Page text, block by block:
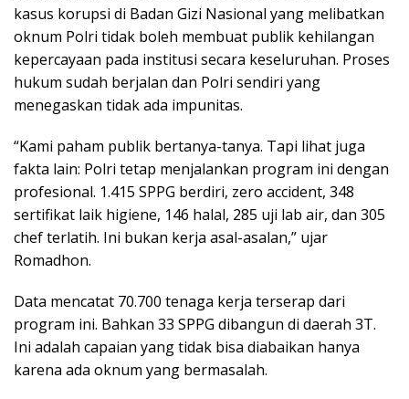
kasus korupsi di Badan Gizi Nasional yang melibatkan
oknum Polri tidak boleh membuat publik kehilangan
kepercayaan pada institusi secara keseluruhan. Proses
hukum sudah berjalan dan Polri sendiri yang
menegaskan tidak ada impunitas.
“Kami paham publik bertanya-tanya. Tapi lihat juga
fakta lain: Polri tetap menjalankan program ini dengan
profesional. 1.415 SPPG berdiri, zero accident, 348
sertifikat laik higiene, 146 halal, 285 uji lab air, dan 305
chef terlatih. Ini bukan kerja asal-asalan,” ujar
Romadhon.
Data mencatat 70.700 tenaga kerja terserap dari
program ini. Bahkan 33 SPPG dibangun di daerah 3T.
Ini adalah capaian yang tidak bisa diabaikan hanya
karena ada oknum yang bermasalah.